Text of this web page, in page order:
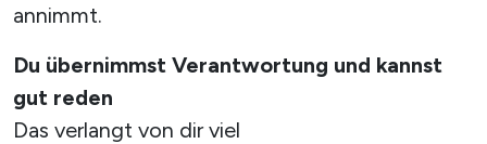
annimmt.
Du übernimmst Verantwortung und kannst
gut reden
Das verlangt von dir viel